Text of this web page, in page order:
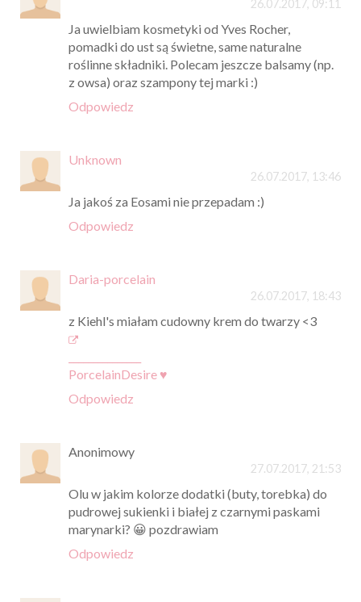
26.07.2017, 09:11
Ja uwielbiam kosmetyki od Yves Rocher,
pomadki do ust są świetne, same naturalne
roślinne składniki. Polecam jeszcze balsamy (np.
z owsa) oraz szampony tej marki :)
Odpowiedz
Unknown
26.07.2017, 13:46
Ja jakoś za Eosami nie przepadam :)
Odpowiedz
Daria-porcelain
26.07.2017, 18:43
z Kiehl's miałam cudowny krem do twarzy <3
PorcelainDesire ♥
Odpowiedz
Anonimowy
27.07.2017, 21:53
Olu w jakim kolorze dodatki (buty, torebka) do
pudrowej sukienki i białej z czarnymi paskami
marynarki? 😀 pozdrawiam
Odpowiedz